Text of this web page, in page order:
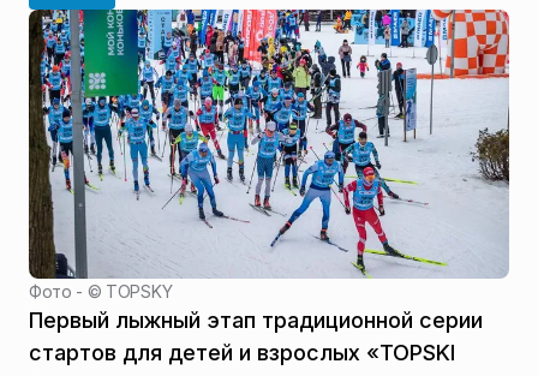
Фото - © TOPSKY
Первый лыжный этап традиционной серии
стартов для детей и взрослых «TOPSKI